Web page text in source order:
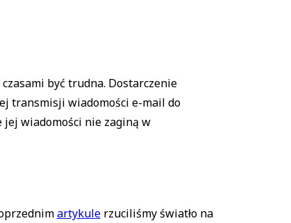
być trudna. Dostarczenie
transmisji wiadomości e-mail do
jej wiadomości nie zaginą w
artykulerzuciliśmy światło na